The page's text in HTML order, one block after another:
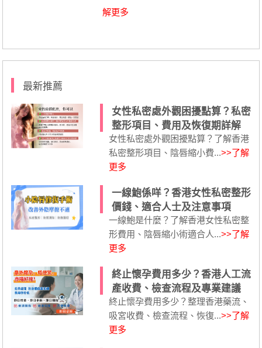
解更多
最新推薦
女性私密處外觀困擾點算？私密
整形項目、費用及恢復期詳解
女性私密處外觀困擾點算？了解香港
私密整形項目、陰唇縮小費...>>了解
更多
一線鮑係咩？香港女性私密整形
價錢、適合人士及注意事項
一線鮑是什麼？了解香港女性私密整
形費用、陰唇縮小術適合人...>>了解
更多
終止懷孕費用多少？香港人工流
產收費、檢查流程及專業建議
終止懷孕費用多少？整理香港藥流、
吸宮收費、檢查流程、恢復...>>了解
更多